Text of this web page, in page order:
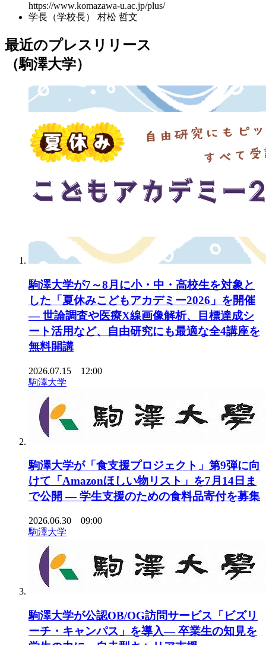
https://www.komazawa-u.ac.jp/plus/
学長（学校長）
村松 哲文
最近のプレスリリース
（駒澤大学）
駒澤大学が7～8月に小・中・高校生を対象と
した「夏休みこどもアカデミー2026」を開催
— 世論調査や医療X線画像解析、目標達成シ
ート活用など、自由研究にも最適な全4講座を
無料開講
2026.07.15 12:00
駒澤大学
駒澤大学が「食支援プロジェクト」第9弾に向
けて「Amazonほしい物リスト」を7月14日ま
で公開 ― 学生支援のための食料品寄付を募集
2026.06.30 09:00
駒澤大学
駒澤大学が公認OB/OG訪問サービス「ビズリ
ーチ・キャンパス」を導入― 卒業生の知見を